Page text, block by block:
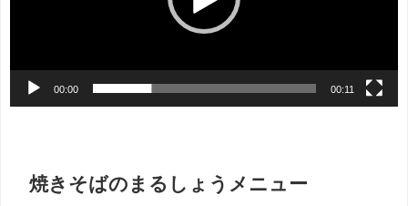
00:00 00:11
焼きそばのまるしょうメニュー